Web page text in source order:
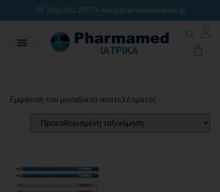
2610 341 207 info@pharmamediatrika.gr
Εμφάνιση του μοναδικού αποτελέσματος